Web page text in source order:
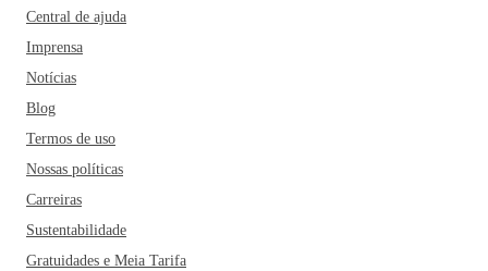
Central de ajuda
Imprensa
Notícias
Blog
Termos de uso
Nossas políticas
Carreiras
Sustentabilidade
Gratuidades e Meia Tarifa